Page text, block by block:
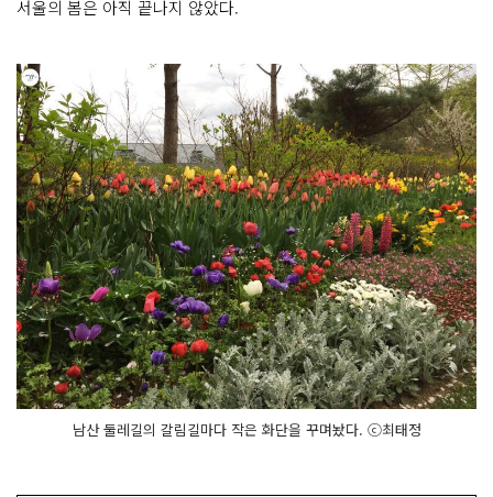
서울의 봄은 아직 끝나지 않았다.
남산 둘레길의 갈림길마다 작은 화단을 꾸며놨다. ⓒ최태정